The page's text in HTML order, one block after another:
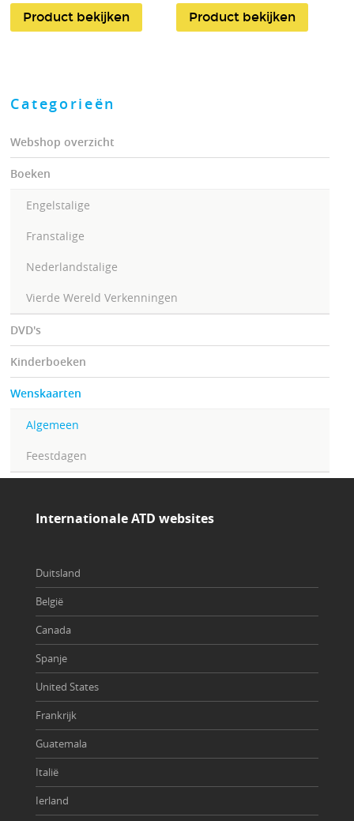
Categorieën
Webshop overzicht
Boeken
Engelstalige
Franstalige
Nederlandstalige
Vierde Wereld Verkenningen
DVD's
Kinderboeken
Wenskaarten
Algemeen
Feestdagen
Product bekijken Product bekijken
Internationale ATD websites
Duitsland
België
Canada
Spanje
United States
Frankrijk
Guatemala
Italië
Ierland